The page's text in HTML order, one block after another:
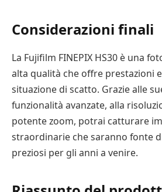
Considerazioni finali
La Fujifilm FINEPIX HS30 è una
alta qualità che offre prestazioni
situazione di scatto. Grazie alle
funzionalità avanzate, alla
potente zoom, potrai catturare
straordinarie che saranno fonte
preziosi per gli anni a venire.